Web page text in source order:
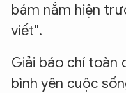
bám nắm hiện
viết".
Giải báo chí toàn
bình yên cuộc